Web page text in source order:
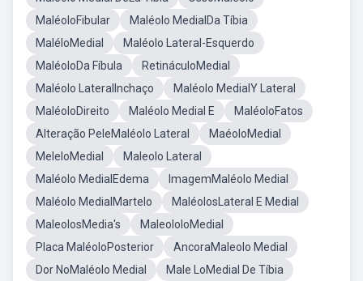
MaléoloFibular
Maléolo MedialDa Tíbia
MaléloMedial
Maléolo Lateral-Esquerdo
MaléoloDa Fíbula
RetináculoMedial
Maléolo LateralInchaço
Maléolo MedialY Lateral
MaléoloDireito
Maléolo Medial E
MaléoloFatos
Alteração PeleMaléolo Lateral
MaéoloMedial
MeleloMedial
Maleolo Lateral
Maléolo MedialEdema
ImagemMaléolo Medial
Maléolo MedialMartelo
MaléolosLateral E Medial
MaleolosMedia's
MaleololoMedial
Placa MaléoloPosterior
AncoraMaleolo Medial
Dor NoMaléolo Medial
Male LoMedial De Tíbia